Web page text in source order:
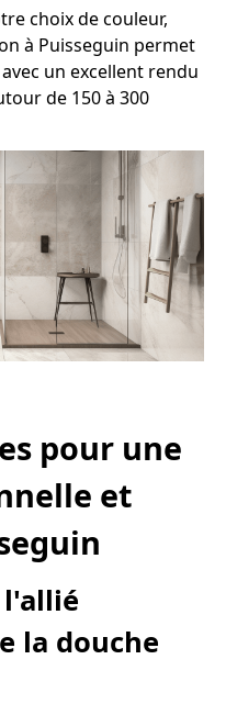
choix de couleur,
à Puisseguin permet
un excellent rendu
de 150 à 300
pour une
et
l'allié
la douche